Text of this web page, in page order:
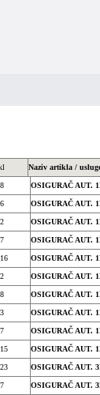
Naziv artikla /
OSIGURAČ AUT.
OSIGURAČ AUT.
OSIGURAČ AUT.
OSIGURAČ AUT.
OSIGURAČ AUT.
OSIGURAČ AUT.
OSIGURAČ AUT.
OSIGURAČ AUT.
OSIGURAČ AUT.
OSIGURAČ AUT.
OSIGURAČ AUT.
OSIGURAČ AUT.